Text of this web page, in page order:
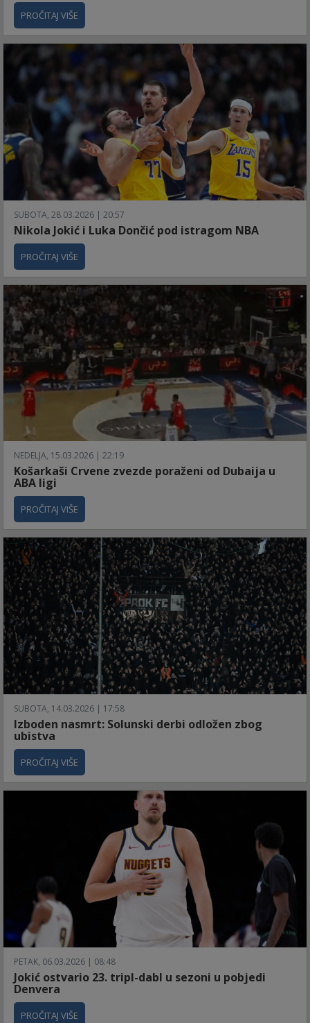
PROČITAJ VIŠE
SUBOTA, 28.03.2026 | 20:57
Nikola Jokić i Luka Dončić pod istragom NBA
PROČITAJ VIŠE
NEDELJA, 15.03.2026 | 22:19
Košarkaši Crvene zvezde poraženi od Dubaija u
ABA ligi
PROČITAJ VIŠE
SUBOTA, 14.03.2026 | 17:58
Izboden nasmrt: Solunski derbi odložen zbog
ubistva
PROČITAJ VIŠE
PETAK, 06.03.2026 | 08:48
Jokić ostvario 23. tripl-dabl u sezoni u pobjedi
Denvera
PROČITAJ VIŠE